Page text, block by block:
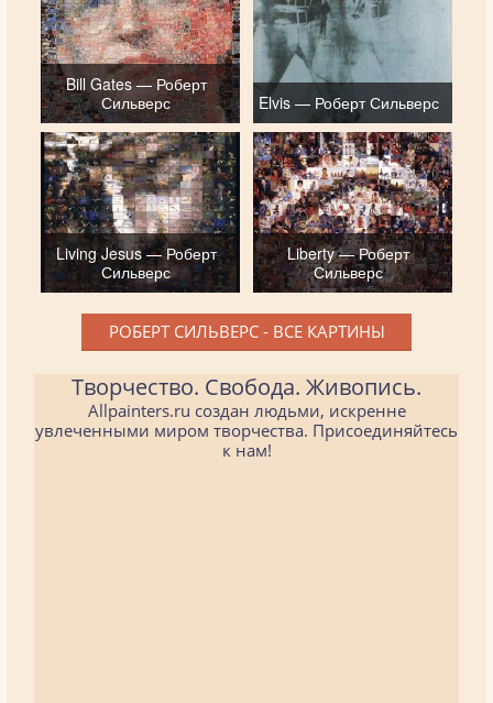
Bill Gates — Роберт
Сильверс
Elvis — Роберт Сильверс
Living Jesus — Роберт
Сильверс
Liberty — Роберт
Сильверс
РОБЕРТ СИЛЬВЕРС - ВСЕ КАРТИНЫ
Творчество. Свобода. Живопись.
Allpainters.ru создан людьми, искренне
увлеченными миром творчества. Присоединяйтесь
к нам!